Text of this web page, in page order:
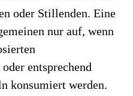
oder Stillenden. Eine
nur auf, wenn
entsprechend
konsumiert werden.